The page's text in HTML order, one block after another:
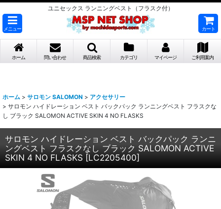
ユニセックス ランニングベスト（フラスク付）
メニュー カート
ホーム 問い合わせ 商品検索 カテゴリ マイページ ご利用案内
ホーム > サロモン SALOMON > アクセサリー
> サロモン ハイドレーション ベスト バックパック ランニングベスト フラスクな
し ブラック SALOMON ACTIVE SKIN 4 NO FLASKS
サロモン ハイドレーション ベスト バックパック ランニ
ングベスト フラスクなし ブラック SALOMON ACTIVE
SKIN 4 NO FLASKS [LC2205400]